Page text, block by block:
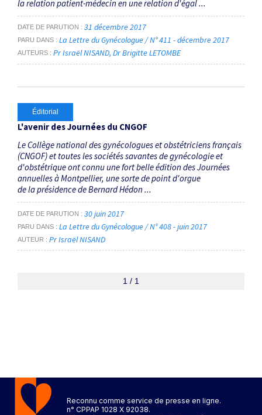
la relation patient-médecin en une relation d'égal ...
DATE DE PARUTION 31 décembre 2017
PARU DANS La Lettre du Gynécologue / N° 411 - décembre 2017
AUTEURS Pr Israël NISAND Dr Brigitte LETOMBE
Éditorial
L'avenir des Journées du CNGOF
Le Collège national des gynécologues et obstétriciens français
(CNGOF) et toutes les sociétés savantes de gynécologie et
d'obstétrique ont connu une fort belle édition des Journées
annuelles à Montpellier, une sorte de point d'orgue
de la présidence de Bernard Hédon ...
DATE DE PARUTION 30 juin 2017
PARU DANS La Lettre du Gynécologue / N° 408 - juin 2017
AUTEUR Pr Israël NISAND
1 / 1
Reconnu comme service de presse en ligne.
n° CPPAP 1028 X 92038.